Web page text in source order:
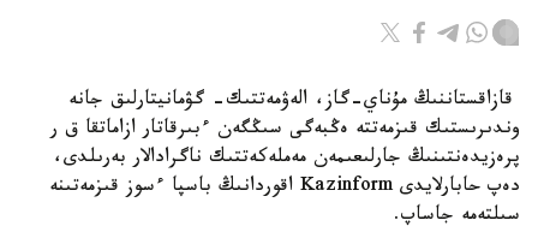
قازاقستاننىڭ مۇناي-گاز، الەۋمەتتىك- گۋمانيتارلىق جانە
وندىرىستىك قىزمەتتە ەڭبەگى سىڭگەن ءبىرقاتار ازاماتقا ق ر
پرەزيدەنتىنىڭ جارلىعىمەن مەملەكەتتىك ناگرادالار بەرىلدى،
دەپ حابارلايدى Kazinform اقوردانىڭ باسپا ءسوز قىزمەتىنە
سىلتەمە جاساپ.